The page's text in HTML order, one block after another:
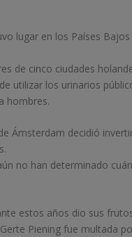
lugar en los Países
de cinco ciudades
utilizar los urinarios
hombres.
Ámsterdam decidió
no han determinado
estos años dio sus
Piening fue multada